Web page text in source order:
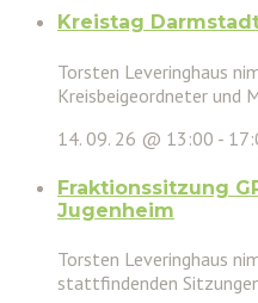
Kreistag
Torsten Leveringhaus
Kreisbeigeordneter und
14. 09. 26 @ 13:00 -
Fraktionssitzung
Jugenheim
Torsten Leveringhaus
stattfindenden